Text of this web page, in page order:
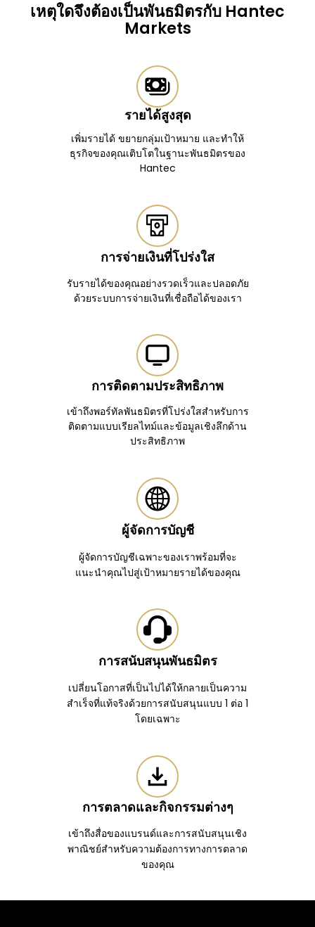
เหตุใดจึงต้องเป็นพันธมิตรกับ Hantec
Markets
รายได้สูงสุด
เพิ่มรายได้ ขยายกลุ่มเป้าหมาย และทำให้
ธุรกิจของคุณเติบโตในฐานะพันธมิตรของ
Hantec
การจ่ายเงินที่โปร่งใส
รับรายได้ของคุณอย่างรวดเร็วและปลอดภัย
ด้วยระบบการจ่ายเงินที่เชื่อถือได้ของเรา
การติดตามประสิทธิภาพ
เข้าถึงพอร์ทัลพันธมิตรที่โปร่งใสสำหรับการ
ติดตามแบบเรียลไทม์และข้อมูลเชิงลึกด้าน
ประสิทธิภาพ
ผู้จัดการบัญชี
ผู้จัดการบัญชีเฉพาะของเราพร้อมที่จะ
แนะนำคุณไปสู่เป้าหมายรายได้ของคุณ
การสนับสนุนพันธมิตร
เปลี่ยนโอกาสที่เป็นไปได้ให้กลายเป็นความ
สำเร็จที่แท้จริงด้วยการสนับสนุนแบบ 1 ต่อ 1
โดยเฉพาะ
การตลาดและกิจกรรมต่างๆ
เข้าถึงสื่อของแบรนด์และการสนับสนุนเชิง
พาณิชย์สำหรับความต้องการทางการตลาด
ของคุณ